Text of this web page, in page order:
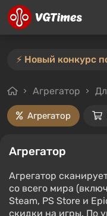
Агрегатор
Агрегатор
Агрегатор
Агрегатор
со всего мира
Steam, PS Store и
скидки на игры. По